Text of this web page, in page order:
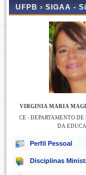
UFPB › SIGAA -
VIRGINIA MARIA
CE - DEPARTAMENTO
DA
Perfil Pessoal
Disciplinas